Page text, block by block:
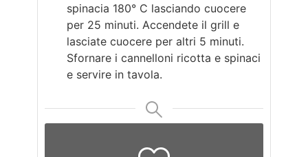
spinacia 180° C lasciando cuocere
per 25 minuti. Accendete il grill e
lasciate cuocere per altri 5 minuti.
Sfornare i cannelloni ricotta e spinaci
e servire in tavola.